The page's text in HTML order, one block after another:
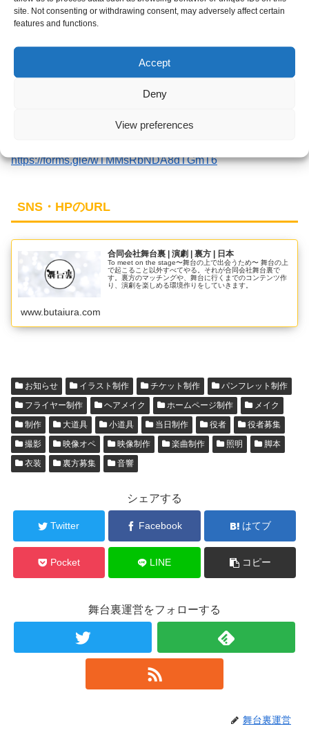
site. Not consenting or withdrawing consent, may adversely affect certain
features and functions.
Accept
Deny
View preferences
役者・スタッフ各種
あるSlackへご参加ください。
https://forms.gle/wTMMsRbNDA8dTGmT6
SNS・HPのURL
合同会社舞台裏 | 演劇 | 裏方 | 日本
To meet on the stage〜舞台の上で出会うため〜 舞台の上
で起こること以外すべてやる。それが合同会社舞台裏で
す。裏方のマッチングや、舞台に行くまでのコンテンツ作
り、演劇を楽しめる環境作りをしていきます。
www.butaiura.com
お知らせ イラスト制作 チケット制作
パンフレット制作
フライヤー制作
ヘアメイク ホームページ制作
メイク
制作
大道具 小道具 当日制作 役者
役者募集
撮影
映像オペ 映像制作 楽曲制作 照明
脚本
衣装
裏方募集 音響
シェアする
Twitter Facebook はてブ
Pocket LINE コピー
舞台裏運営をフォローする
舞台裏運営